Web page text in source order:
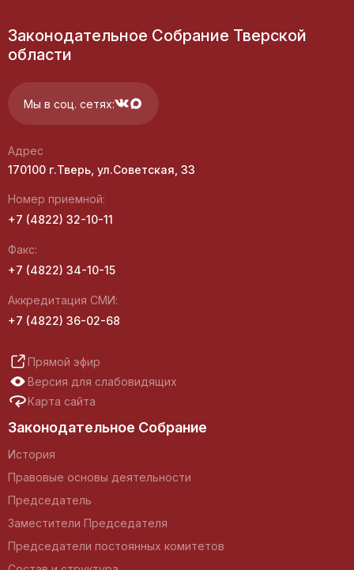
Законодательное Собрание Тверской
области
Мы в соц. сетях:
Адрес
170100 г.Тверь, ул.Советская, 33
Номер приемной:
+7 (4822) 32-10-11
Факс:
+7 (4822) 34-10-15
Аккредитация СМИ:
+7 (4822) 36-02-68
Прямой эфир
Версия для слабовидящих
Карта сайта
Законодательное Собрание
История
Правовые основы деятельности
Председатель
Заместители Председателя
Председатели постоянных комитетов